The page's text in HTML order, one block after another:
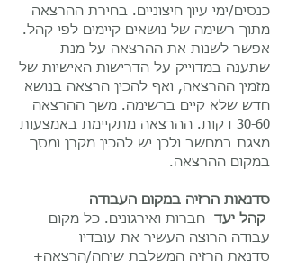
כנסים/ימי עיון חיצוניים. בחירת ההרצאה
מתוך רשימה של נושאים קיימים לפי קהל.
אפשר לשנות את ההרצאה על מנת
שתענה במדוייק על הדרישות האישיות של
מזמין ההרצאה, ואף להכין הרצאה בנושא
חדש שלא קיים ברשימה. משך ההרצאה
30-60 דקות. ההרצאה מתקיימת באמצעות
מצגת במחשב ולכן יש להכין מקרן ומסך
במקום ההרצאה.
סדנאות הרזיה במקום העבודה
קהל יעד- חברות ואירגונים. כל מקום
עבודה הרוצה העשיר את עובדיו
סדנאת הרזיה המשלבת שיחה/הרצאה+